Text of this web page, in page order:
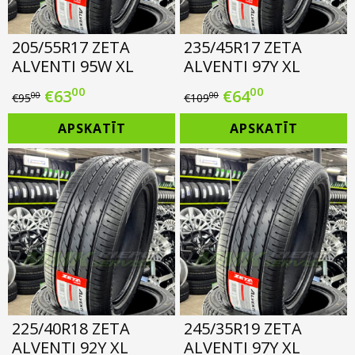
205/55R17 ZETA
ALVENTI 95W XL
€9500 Original
price
was:
€95.00.
€6300
price
is:
€63.00.
APSKATĪT
235/45R17 ZETA
ALVENTI 97Y XL
€10900 Original
price
was:
€109.00.
€6400
price
is:
€64.00.
APSKATĪT
225/40R18 ZETA
ALVENTI 92Y XL
245/35R19 ZETA
ALVENTI 97Y XL